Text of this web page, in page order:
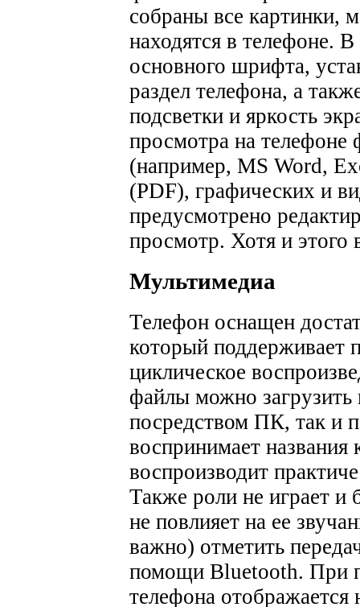
собраны все картинки,
находятся в телефоне. В
основного шрифта,
раздел телефона, а
подсветки и яркость
просмотра на
(например, MS Word,
(PDF), графических и
предусмотрено
просмотр. Хотя и этого
Мультимедиа
Телефон оснащен
который поддерживает
циклическое
файлы можно загрузить
посредством ПК, так и
воспринимает
воспроизводит
Также роли не играет и
не повлияет на ее
важно) отметить
помощи Bluetooth. При
телефона отображается